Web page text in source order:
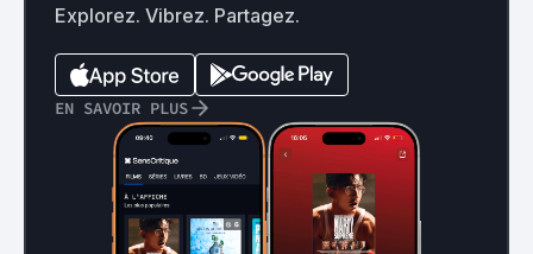
Explorez. Vibrez. Partagez.
EN SAVOIR PLUS